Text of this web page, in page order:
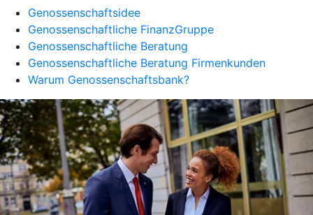
Genossenschaftsidee
Genossenschaftliche FinanzGruppe
Genossenschaftliche Beratung
Genossenschaftliche Beratung Firmenkunden
Warum Genossenschaftsbank?